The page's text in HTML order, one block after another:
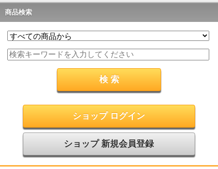
商品検索
ショップ ログイン
ショップ 新規会員登録